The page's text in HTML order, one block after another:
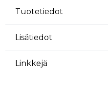
Tuotetiedot
Lisätiedot
Linkkejä